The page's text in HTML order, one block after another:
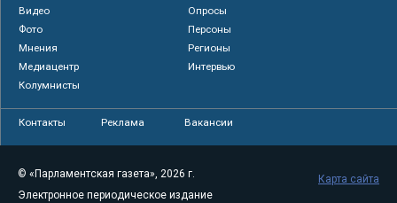
Видео
Опросы
Фото
Персоны
Мнения
Регионы
Медиацентр
Интервью
Колумнисты
Контакты Реклама Вакансии
© «Парламентская газета», 2026 г.
Электронное периодическое издание
Карта сайта